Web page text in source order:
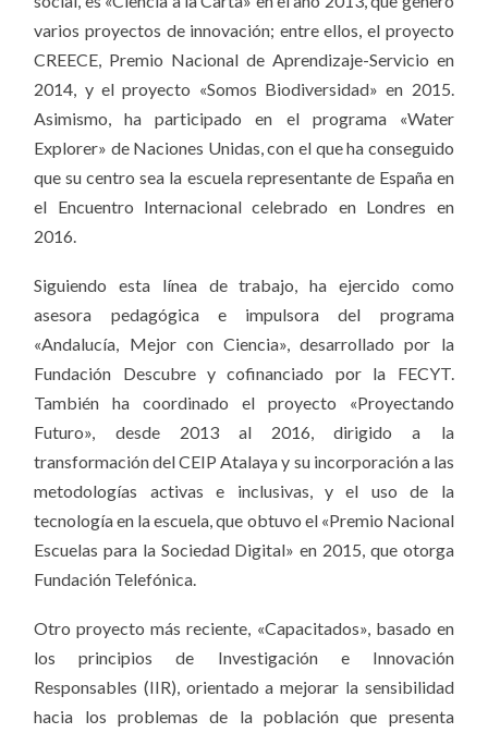
varios proyectos de innovación; entre ellos, el proyecto
CREECE, Premio Nacional de Aprendizaje-Servicio en
2014, y el proyecto «Somos Biodiversidad» en 2015.
Asimismo, ha participado en el programa «Water
Explorer» de Naciones Unidas, con el que ha conseguido
que su centro sea la escuela representante de España en
el Encuentro Internacional celebrado en Londres en
2016.
Siguiendo esta línea de trabajo, ha ejercido como
asesora pedagógica e impulsora del programa
«Andalucía, Mejor con Ciencia», desarrollado por la
Fundación Descubre y cofinanciado por la FECYT.
También ha coordinado el proyecto «Proyectando
Futuro», desde 2013 al 2016, dirigido a la
transformación del CEIP Atalaya y su incorporación a las
metodologías activas e inclusivas, y el uso de la
tecnología en la escuela, que obtuvo el «Premio Nacional
Escuelas para la Sociedad Digital» en 2015, que otorga
Fundación Telefónica.
Otro proyecto más reciente, «Capacitados», basado en
los principios de Investigación e Innovación
Responsables (IIR), orientado a mejorar la sensibilidad
hacia los problemas de la población que presenta